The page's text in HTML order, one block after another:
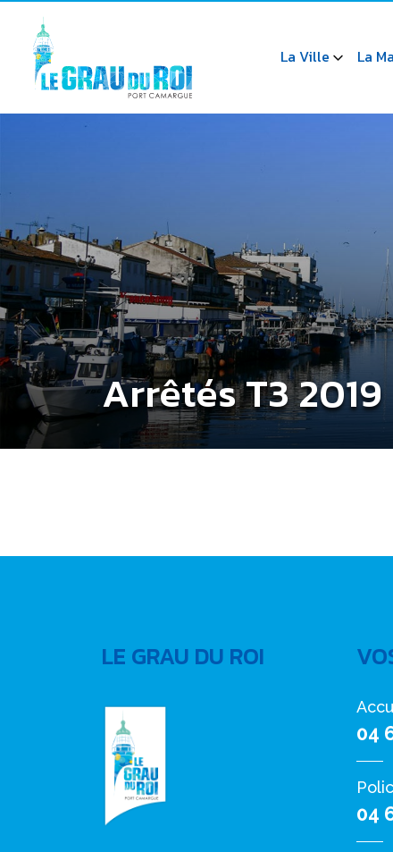
La Ville La
Arrêtés T3 2019
LE GRAU DU ROI
04
04